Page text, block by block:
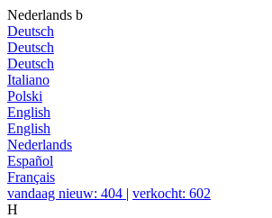
Nederlands b
Deutsch
Deutsch
Deutsch
Italiano
Polski
English
English
Nederlands
Español
Français
vandaag nieuw: 404 | verkocht: 602
H